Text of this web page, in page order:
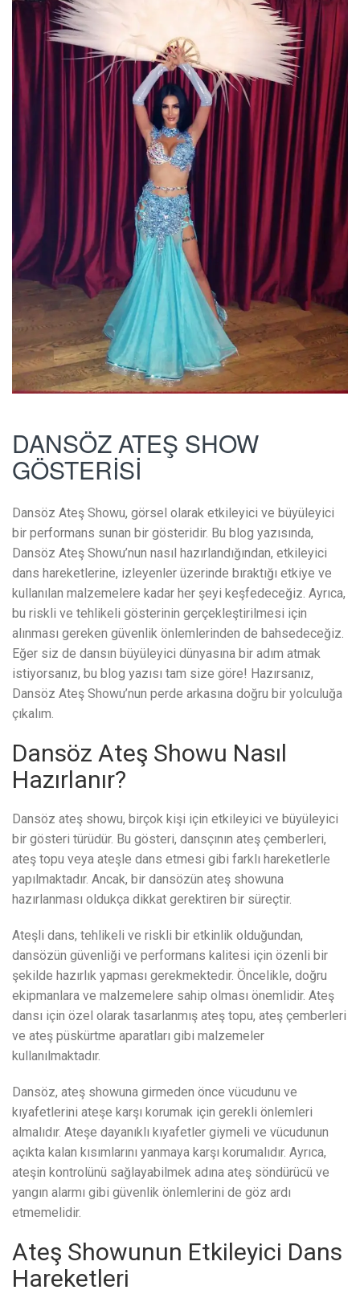
DANSÖZ ATEŞ SHOW
GÖSTERİSİ
Dansöz Ateş Showu, görsel olarak etkileyici ve büyüleyici
bir performans sunan bir gösteridir. Bu blog yazısında,
Dansöz Ateş Showu’nun nasıl hazırlandığından, etkileyici
dans hareketlerine, izleyenler üzerinde bıraktığı etkiye ve
kullanılan malzemelere kadar her şeyi keşfedeceğiz. Ayrıca,
bu riskli ve tehlikeli gösterinin gerçekleştirilmesi için
alınması gereken güvenlik önlemlerinden de bahsedeceğiz.
Eğer siz de dansın büyüleyici dünyasına bir adım atmak
istiyorsanız, bu blog yazısı tam size göre! Hazırsanız,
Dansöz Ateş Showu’nun perde arkasına doğru bir yolculuğa
çıkalım.
Dansöz Ateş Showu Nasıl
Hazırlanır?
Dansöz ateş showu, birçok kişi için etkileyici ve büyüleyici
bir gösteri türüdür. Bu gösteri, dansçının ateş çemberleri,
ateş topu veya ateşle dans etmesi gibi farklı hareketlerle
yapılmaktadır. Ancak, bir dansözün ateş showuna
hazırlanması oldukça dikkat gerektiren bir süreçtir.
Ateşli dans, tehlikeli ve riskli bir etkinlik olduğundan,
dansözün güvenliği ve performans kalitesi için özenli bir
şekilde hazırlık yapması gerekmektedir. Öncelikle, doğru
ekipmanlara ve malzemelere sahip olması önemlidir. Ateş
dansı için özel olarak tasarlanmış ateş topu, ateş çemberleri
ve ateş püskürtme aparatları gibi malzemeler
kullanılmaktadır.
Dansöz, ateş showuna girmeden önce vücudunu ve
kıyafetlerini ateşe karşı korumak için gerekli önlemleri
almalıdır. Ateşe dayanıklı kıyafetler giymeli ve vücudunun
açıkta kalan kısımlarını yanmaya karşı korumalıdır. Ayrıca,
ateşin kontrolünü sağlayabilmek adına ateş söndürücü ve
yangın alarmı gibi güvenlik önlemlerini de göz ardı
etmemelidir.
Ateş Showunun Etkileyici Dans
Hareketleri